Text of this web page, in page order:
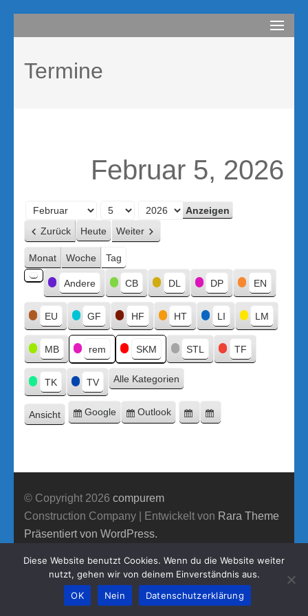
Inhalt
(Enter
drücken)
compurem
Termine
Februar 5, 2026
Monat
Tag
Jahr
Zurück Heute Weiter
Monat Woche Tag
Kategorien
Kategorie
ohne
Titel
Andere CB DL DP EN
EU GF HF HT LI LM
MB rem SKM STL TF
TK TV Alle Kategorien
Ansicht ausdrucken
Eintragen
Google
Eintragen
Outlook
Google-
© Copyright 2026 compurem
Construction Company | Entwickelt von Rara Theme
Präsentiert von WordPress.
Diese Website benutzt Cookies. Wenn du die Website weiter
nutzt, gehen wir von deinem Einverständnis aus.
OK
Nein Datenschutzerklärung